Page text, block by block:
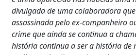
divulgada de uma colaboradora
assassinada pelo ex-companheiro
crime que ainda se continua a
história continua a ser a história de